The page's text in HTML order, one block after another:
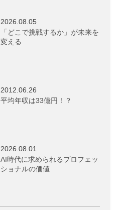
2026.08.05
「どこで挑戦するか」が未来を
変える
2012.06.26
平均年収は33億円！？
2026.08.01
AI時代に求められるプロフェッ
ショナルの価値